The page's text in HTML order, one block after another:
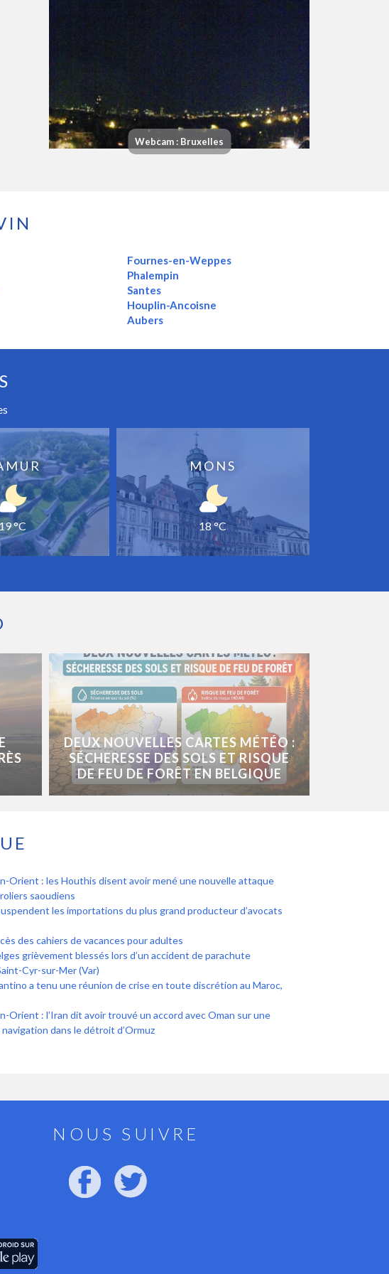
Webcam : Bruxelles
Fournes-en-Weppes
Phalempin
Santes
Houplin-Ancoisne
Aubers
19 °C
MONS
18 °C
DEUX NOUVELLES CARTES MÉTÉO :
SÉCHERESSE DES SOLS ET RISQUE
DE FEU DE FORÊT EN BELGIQUE
Orient : les Houthis disent avoir mené une nouvelle attaque
saoudiens
les importations du plus grand producteur d’avocats
des cahiers de vacances pour adultes
grièvement blessés lors d’un accident de parachute
Cyr-sur-Mer (Var)
a tenu une réunion de crise en toute discrétion au Maroc,
Orient : l’Iran dit avoir trouvé un accord avec Oman sur une
dans le détroit d’Ormuz
NOUS SUIVRE